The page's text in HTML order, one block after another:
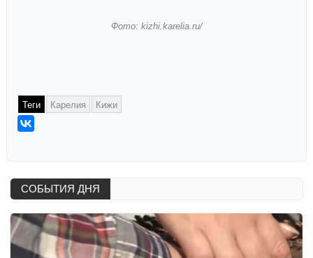
Фото: kizhi.karelia.ru/
Теги Карелия Кижи
СОБЫТИЯ ДНЯ